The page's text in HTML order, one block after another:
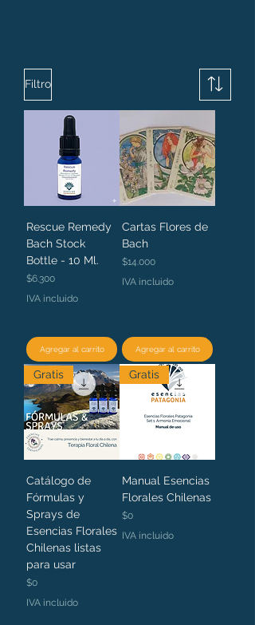
Filtro
Rescue Remedy
Bach Stock
Bottle - 10 Ml.
Precio
$6.300
IVA incluido
Agregar al carrito
Cartas Flores de
Bach
Precio
$14.000
IVA incluido
Agregar al carrito
Gratis
Catálogo de
Fórmulas y
Sprays de
Esencias Florales
Chilenas listas
para usar
Precio
$0
IVA incluido
Gratis
Manual Esencias
Florales Chilenas
Precio
$0
IVA incluido